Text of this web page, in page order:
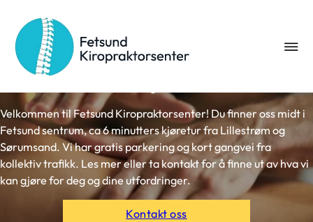
Fetsund Kiropraktorsenter
Velkommen til Fetsund Kiropraktorsenter! Du finner oss midt i
Fetsund sentrum, ca 6 minutters kjøretur fra Lillestrøm og
Sørumsand. Vi har gratis parkering og kort gangvei fra
kollektiv trafikk. Les mer eller ta kontakt for å finne ut av hva vi
kan gjøre for deg og dine utfordringer.
Kontakt oss